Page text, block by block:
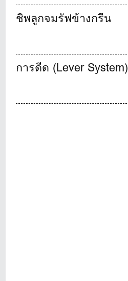
ชิพลูกจมรัฟข้างกรีน
การดีด (Lever System)